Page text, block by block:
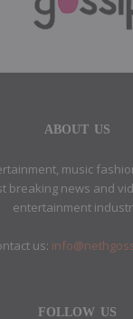
ABOUT US
music
breaking news and
entertainment
us:
FOLLOW US